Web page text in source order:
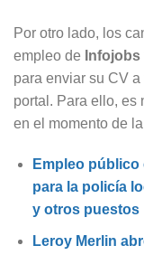
Por otro lado, los
empleo de Infojobs
para enviar su CV
portal. Para ello, es
en el momento de
Empleo público
para la policía
y otros puestos
Leroy Merlin